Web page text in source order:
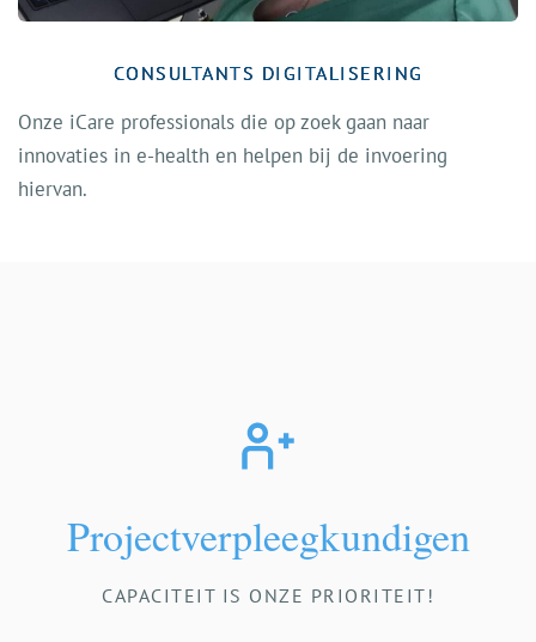
CONSULTANTS DIGITALISERING
Onze iCare professionals die op zoek gaan naar
innovaties in e-health en helpen bij de invoering
hiervan.
Projectverpleegkundigen
CAPACITEIT IS ONZE PRIORITEIT!